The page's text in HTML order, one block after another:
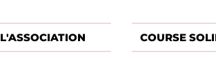
L'ASSOCIATION COURSE